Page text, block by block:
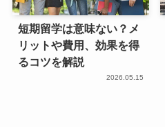
短期留学は意味ない？メ
リットや費用、効果を得
るコツを解説
2026.05.15